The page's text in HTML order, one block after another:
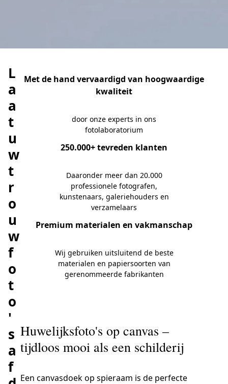
L
a
a
t
u
w
t
r
o
u
w
f
o
t
o
'
s
a
f
Met de hand vervaardigd van hoogwaardige
kwaliteit
door onze experts in ons
fotolaboratorium
250.000+ tevreden klanten
Daaronder meer dan 20.000
professionele fotografen,
kunstenaars, galeriehouders en
verzamelaars
Premium materialen en vakmanschap
Wij gebruiken uitsluitend de beste
materialen en papiersoorten van
gerenommeerde fabrikanten
Huwelijksfoto's op canvas –
tijdloos mooi als een schilderij
Een canvasdoek op spieraam is de perfecte